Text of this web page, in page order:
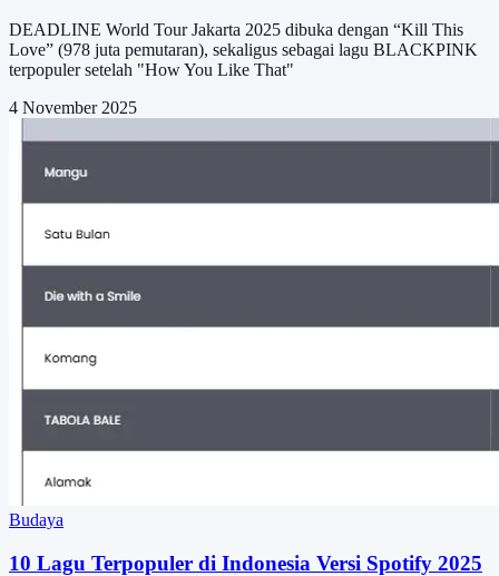
DEADLINE World Tour Jakarta 2025 dibuka dengan “Kill This
Love” (978 juta pemutaran), sekaligus sebagai lagu BLACKPINK
terpopuler setelah "How You Like That"
4 November 2025
Budaya
10 Lagu Terpopuler di Indonesia Versi Spotify 2025